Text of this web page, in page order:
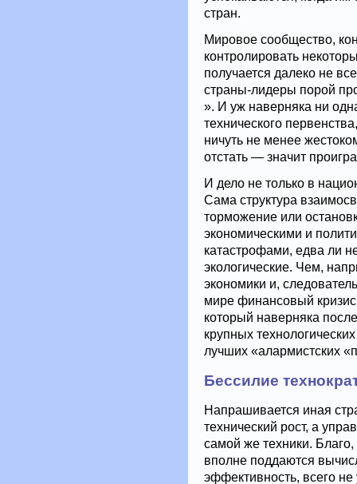
стран.
Мировое сообщество,
контролировать
получается далеко не
страны-лидеры порой
». И уж наверняка ни
технического
ничуть не менее
отстать — значит
И дело не только в
Сама структура
торможение или
экономическими и
катастрофами, едва ли
экологические. Чем,
экономики и,
мире финансовый
который наверняка
крупных
лучших «алармистских
Бессилие
Напрашивается иная
технический рост, а
самой же техники.
вполне поддаются
эффективность, всего